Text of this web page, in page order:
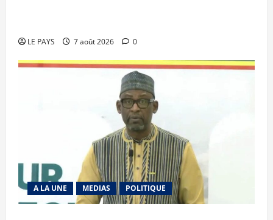
LE PAYS 7 août 2026 0
A LA UNE MEDIAS POLITIQUE